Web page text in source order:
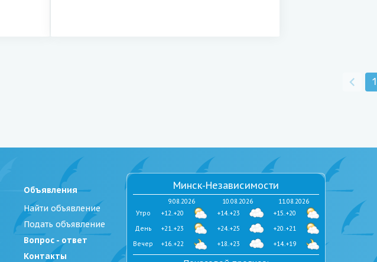
1
Объявления
Найти объявление
Подать объявление
Вопрос - ответ
Контакты
Минск-Независимости
9.08.2026
+12..+20
+21..+23
+16..+22
10.08.2026
+14..+23
+24..+25
+18..+23
11.08.2026
+15..+20
+20..+21
+14..+19
Вечер
День
Утро